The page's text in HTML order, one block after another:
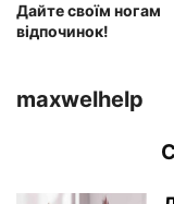
Дайте своїм ногам
відпочинок!
maxwelhelp